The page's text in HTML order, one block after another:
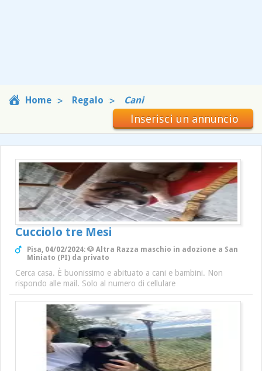
Home Regalo Cani
Inserisci un annuncio
Cucciolo tre Mesi
Pisa, 04/02/2024: 🐶 Altra Razza maschio in adozione a San
Miniato (PI) da privato
Cerca casa. È buonissimo e abituato a cani e bambini. Non
rispondo alle mail. Solo al numero di cellulare